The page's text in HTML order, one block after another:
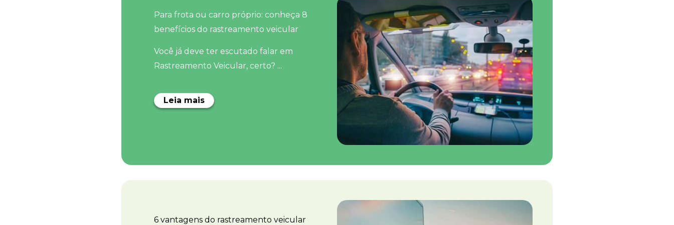
Para frota ou carro próprio: conheça 8
benefícios do rastreamento veicular
Você já deve ter escutado falar em
Rastreamento Veicular, certo? ...
Leia mais
6 vantagens do rastreamento veicular